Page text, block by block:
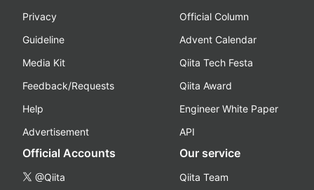
Privacy
Guideline
Media Kit
Feedback/Requests
Help
Advertisement
Official Column
Advent Calendar
Qiita Tech Festa
Qiita Award
Engineer White Paper
API
Official Accounts
@Qiita
Our service
Qiita Team